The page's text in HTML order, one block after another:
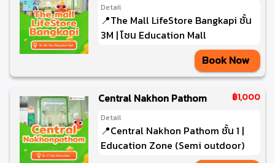
Detail
📍The Mall LifeStore Bangkapi ชั้น
3M | โซน Education Mall
Book Now
Central Nakhon Pathom ฿1,000
Detail
📍Central Nakhon Pathom ชั้น 1 |
Education Zone (Semi outdoor)